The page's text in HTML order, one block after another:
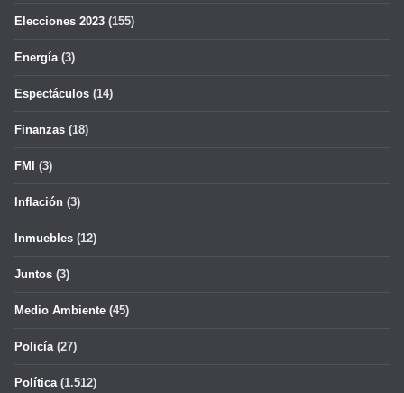
Elecciones 2023 (155)
Energía(3)
Espectáculos (14)
Finanzas (18)
FMI (3)
Inflación (3)
Inmuebles (12)
Juntos (3)
Medio Ambiente (45)
Policía(27)
Política(1.512)